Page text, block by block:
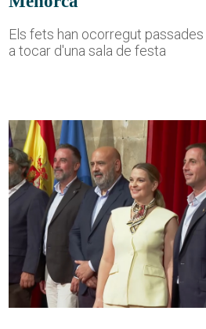
Els fets han ocorregut
a tocar d'una sala de festa